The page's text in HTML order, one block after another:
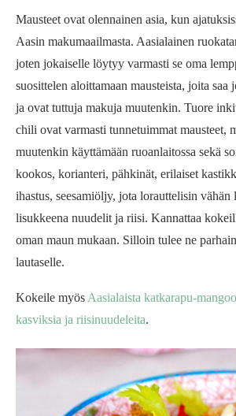
Mausteet ovat olennainen asia, kun
Aasin makumaailmasta. Aasialainen
joten jokaiselle löytyy varmasti se oma
suosittelen aloittamaan mausteista, joita
ja ovat tuttuja makuja muutenkin. Tuore
chili ovat varmasti tunnetuimmat mausteet,
muutenkin käyttämään ruoanlaitossa sekä
kookos, korianteri, pähkinät, erilaiset
ihastus, seesamiöljy, jota lorauttelisin
lisukkeena nuudelit ja riisi. Kannattaa
oman maun mukaan. Silloin tulee ne
lautaselle.
Kokeile myös Aasialaista katkarapu-
kasviksia ja riisinuudeleita.